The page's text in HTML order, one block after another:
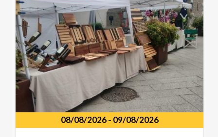
08/08/2026- 09/08/2026